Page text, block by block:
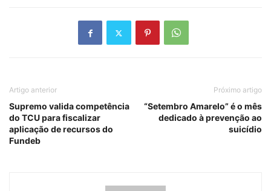
Artigo anterior
Supremo valida competência
do TCU para fiscalizar
aplicação de recursos do
Fundeb
Próximo artigo
“Setembro Amarelo” é o mês
dedicado à prevenção ao
suicídio